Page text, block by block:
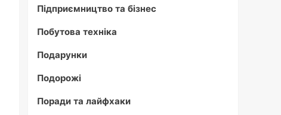
Підприємництво та бізнес
Побутова техніка
Подарунки
Подорожі
Поради та лайфхаки